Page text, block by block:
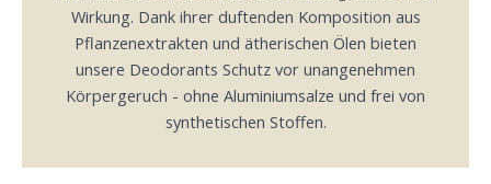
Wirkung. Dank ihrer duftenden Komposition aus
Pflanzenextrakten und ätherischen Ölen bieten
unsere Deodorants Schutz vor unangenehmen
Körpergeruch - ohne Aluminiumsalze und frei von
synthetischen Stoffen.